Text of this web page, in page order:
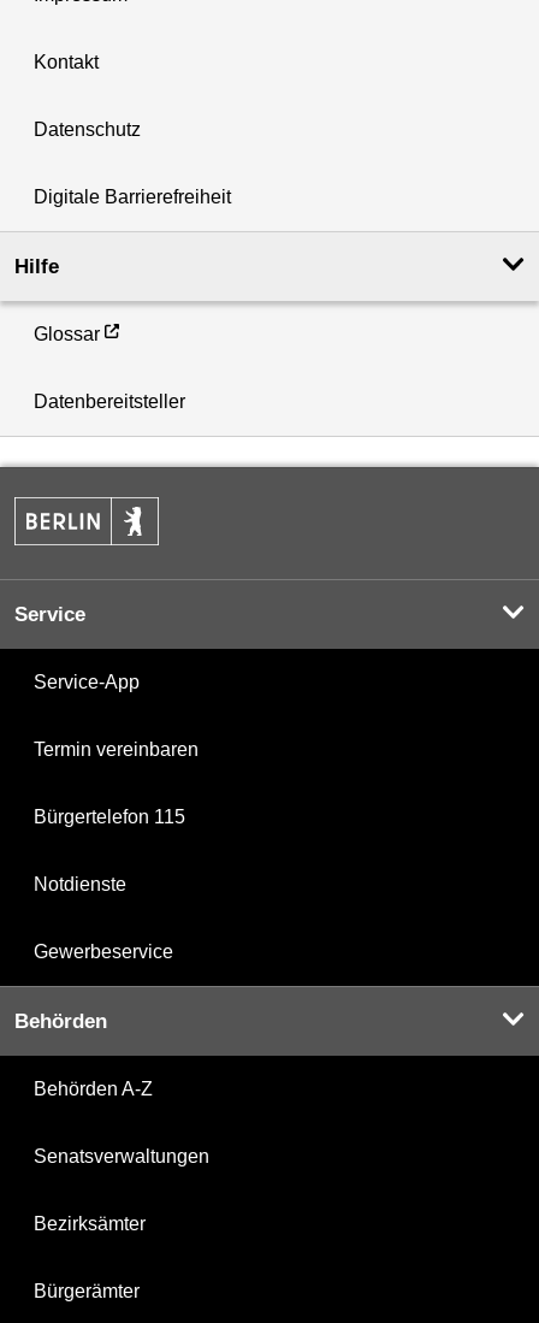
Kontakt
Datenschutz
Digitale Barrierefreiheit
Hilfe
Glossar
Datenbereitsteller
Service
Service-App
Termin vereinbaren
Bürgertelefon 115
Notdienste
Gewerbeservice
Behörden
Behörden A-Z
Senatsverwaltungen
Bezirksämter
Bürgerämter